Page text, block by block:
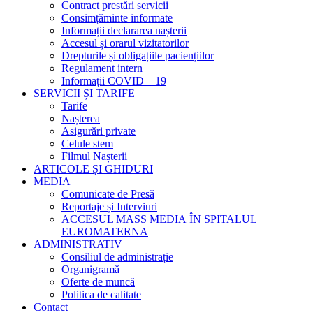
Contract prestări servicii
Consimțăminte informate
Informații declararea nașterii
Accesul și orarul vizitatorilor
Drepturile și obligațiile paciențiilor
Regulament intern
Informații COVID – 19
SERVICII ȘI TARIFE
Tarife
Nașterea
Asigurări private
Celule stem
Filmul Nașterii
ARTICOLE ȘI GHIDURI
MEDIA
Comunicate de Presă
Reportaje și Interviuri
ACCESUL MASS MEDIA ÎN SPITALUL
EUROMATERNA
ADMINISTRATIV
Consiliul de administrație
Organigramă
Oferte de muncă
Politica de calitate
Contact